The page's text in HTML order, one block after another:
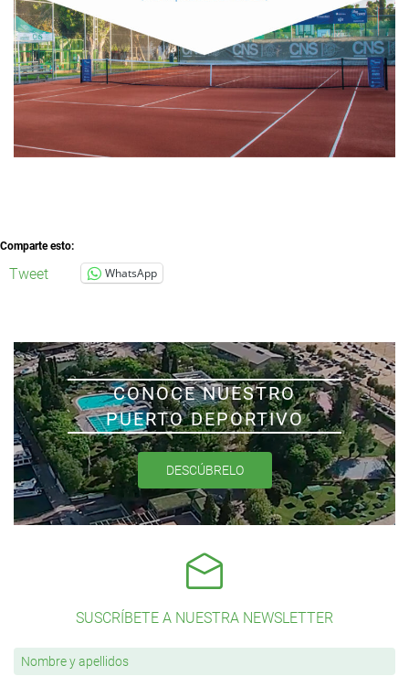
Comparte esto:
Tweet WhatsApp
CONOCE NUESTRO
PUERTO DEPORTIVO
DESCÚBRELO
SUSCRÍBETE A NUESTRA NEWSLETTER